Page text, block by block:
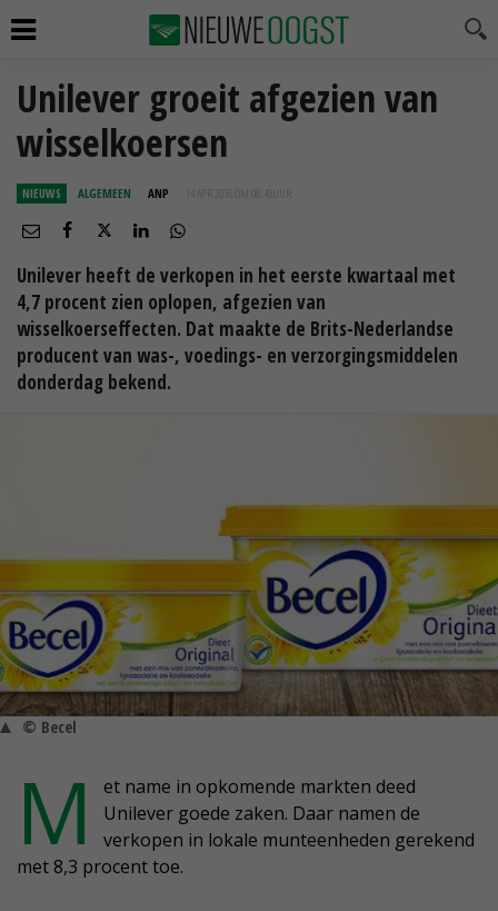
Unilever groeit afgezien van
wisselkoersen
NIEUWS ALGEMEEN ANP 14 APR 2016 OM 08:49
Unilever heeft de verkopen in het eerste kwartaal met
4,7 procent zien oplopen, afgezien van
wisselkoerseffecten. Dat maakte de Brits-Nederlandse
producent van was-, voedings- en verzorgingsmiddelen
donderdag bekend.
© Becel
M
et name in opkomende markten deed
Unilever goede zaken. Daar namen de
verkopen in lokale munteenheden gerekend
met 8,3 procent toe.